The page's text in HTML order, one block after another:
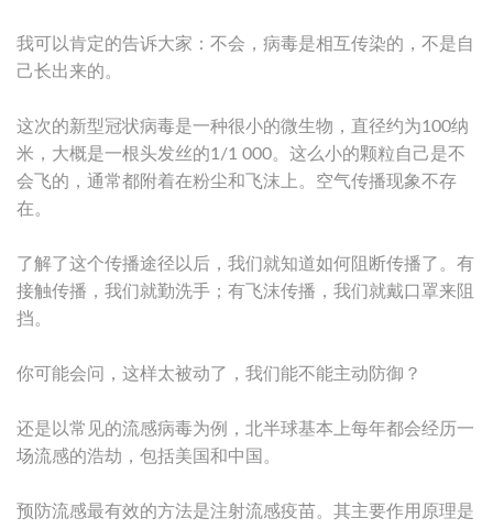
我可以肯定的告诉大家：不会，病毒是相互传染的，不是自
己长出来的。
这次的新型冠状病毒是一种很小的微生物，直径约为100纳
米，大概是一根头发丝的1/1 000。这么小的颗粒自己是不
会飞的，通常都附着在粉尘和飞沫上。空气传播现象不存
在。
了解了这个传播途径以后，我们就知道如何阻断传播了。有
接触传播，我们就勤洗手；有飞沫传播，我们就戴口罩来阻
挡。
你可能会问，这样太被动了，我们能不能主动防御？
还是以常见的流感病毒为例，北半球基本上每年都会经历一
场流感的浩劫，包括美国和中国。
预防流感最有效的方法是注射流感疫苗。其主要作用原理是